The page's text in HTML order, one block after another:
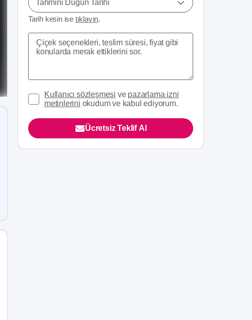
Tahmini Düğün Tarihi
Tarih kesin ise tıklayın.
Kullanıcı sözleşmesi ve pazarlama izni
metinlerini okudum ve kabul ediyorum.
Ücretsiz Teklif Al